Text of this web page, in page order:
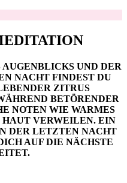
UND DER
NACHT FINDEST DU
ZITRUS
BETÖRENDER
NOTEN WIE WARMES
VERWEILEN. EIN
DER LETZTEN NACHT
AUF DIE NÄCHSTE